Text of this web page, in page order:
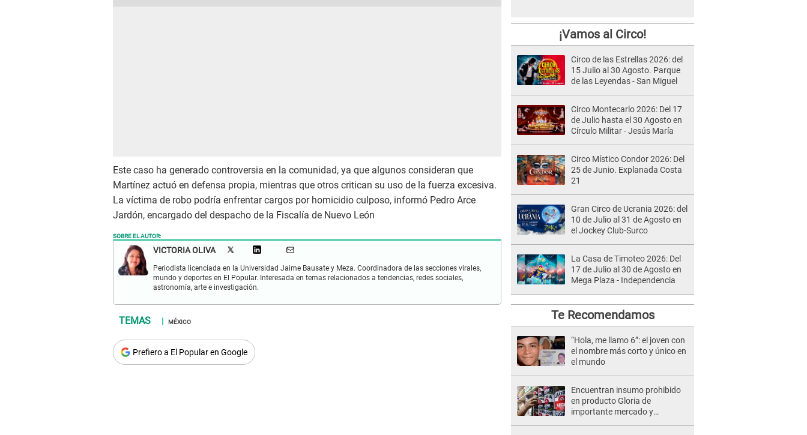
Este caso ha generado controversia en la comunidad, ya que algunos consideran que
Martínez actuó en defensa propia, mientras que otros critican su uso de la fuerza excesiva.
La víctima de robo podría enfrentar cargos por homicidio culposo, informó Pedro Arce
Jardón, encargado del despacho de la Fiscalía de Nuevo León
SOBRE EL AUTOR:
VICTORIA OLIVA
Periodista licenciada en la Universidad Jaime Bausate y Meza. Coordinadora de las secciones virales,
mundo y deportes en El Popular. Interesada en temas relacionados a tendencias, redes sociales,
astronomía, arte e investigación.
MÉXICO
Prefiero a El Popular en Google
¡Vamos al Circo!
Circo de las Estrellas 2026: del
15 Julio al 30 Agosto. Parque
de las Leyendas - San Miguel
Circo Montecarlo 2026: Del 17
de Julio hasta el 30 Agosto en
Círculo Militar - Jesús María
Circo Místico Condor 2026: Del
25 de Junio. Explanada Costa
21
Gran Circo de Ucrania 2026: del
10 de Julio al 31 de Agosto en
el Jockey Club-Surco
La Casa de Timoteo 2026: Del
17 de Julio al 30 de Agosto en
Mega Plaza - Independencia
Te Recomendamos
“Hola, me llamo 6”: el joven con
el nombre más corto y único en
el mundo
Encuentran insumo prohibido
en producto Gloria de
importante mercado y